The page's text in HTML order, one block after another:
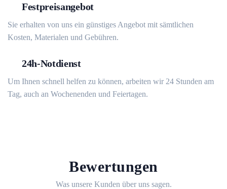
Festpreisangebot
Sie erhalten von uns ein günstiges Angebot mit sämtlichen
Kosten, Materialen und Gebühren.
24h-Notdienst
Um Ihnen schnell helfen zu können, arbeiten wir 24 Stunden am
Tag, auch an Wochenenden und Feiertagen.
Bewertungen
Was unsere Kunden über uns sagen.